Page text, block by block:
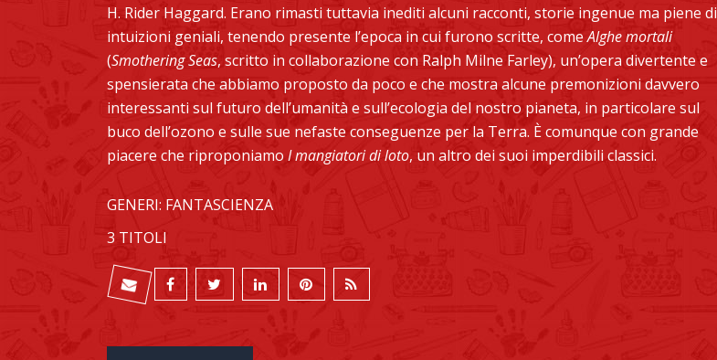
H. Rider Haggard. Erano rimasti tuttavia inediti alcuni racconti, storie ingenue ma piene di
intuizioni geniali, tenendo presente l’epoca in cui furono scritte, comeAlghe mortali
(Smothering Seas, scritto in collaborazione con Ralph Milne Farley), un’opera divertente e
spensierata che abbiamo proposto da poco e che mostra alcune premonizioni davvero
interessanti sul futuro dell’umanità e sull’ecologia del nostro pianeta, in particolare sul
buco dell’ozono e sulle sue nefaste conseguenze per la Terra. È comunque con grande
piacere che riproponiamo I mangiatori di loto, un altro dei suoi imperdibili classici.
GENERI: FANTASCIENZA
3 TITOLI